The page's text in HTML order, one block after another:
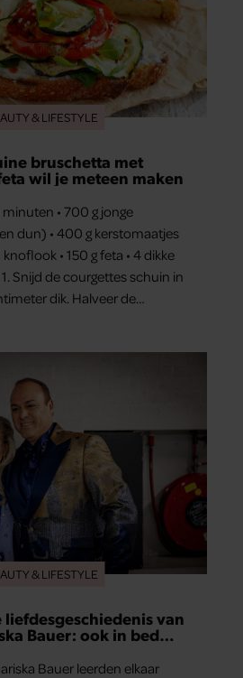
& LIFESTYLE
bruschetta met
wil je meteen maken
• 700 g jonge
dun) • 400 g kerstomaatjes
knoflook • 150 g feta • 4 dikke
Snijd de courgettes schuin in
dik. Halveer de
& LIFESTYLE
liefdesgeschiedenis van
Bauer: ook in bed
Bauer leerden elkaar